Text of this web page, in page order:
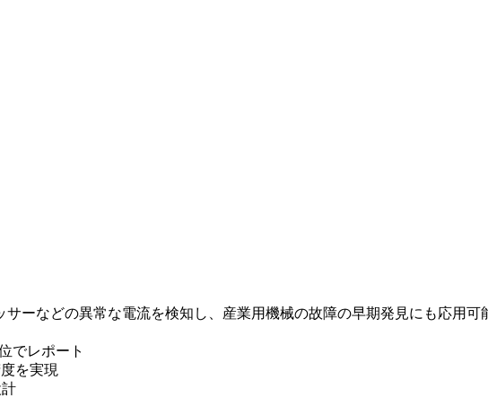
ーなどの異常な電流を検知し、産業用機械の故障の早期発見にも応用可
でレポート
を実現